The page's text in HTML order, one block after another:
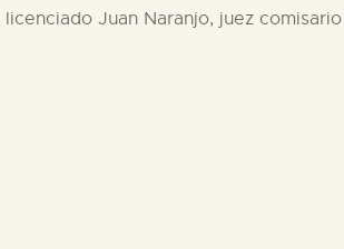
Juan Naranjo, juez